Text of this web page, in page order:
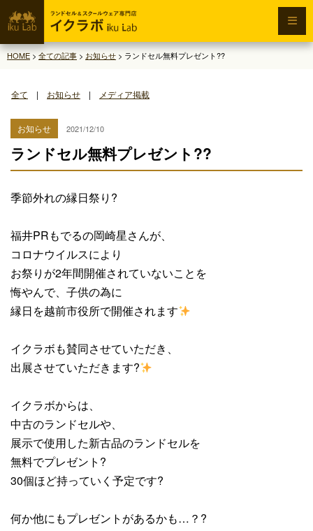
HOME > 全ての記事 > お知らせ > ランドセル無料プレゼント??
全て | お知らせ | メディア掲載
お知らせ 2021/12/10
ランドセル無料プレゼント??
季節外れの縁日祭り?
福井PRもでるの岡崎星さんが、
コロナウイルスにより
お祭りが2年間開催されていないことを
悔やんで、子供の為に
縁日を越前市役所で開催されます
イクラボも賛同させていただき、
出展させていただきます?
イクラボからは、
中古のランドセルや、
展示で使用した新古品のランドセルを
無料でプレゼント?
30個ほど持っていく予定です?
何か他にもプレゼントがあるかも…？?